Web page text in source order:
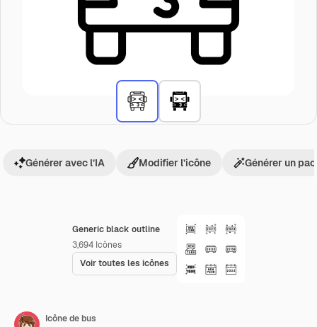
Generic black outline
3,694 Icônes
Voir toutes les icônes
Générer avec l’IA Modifier l’icône Générer un
Icône de bus